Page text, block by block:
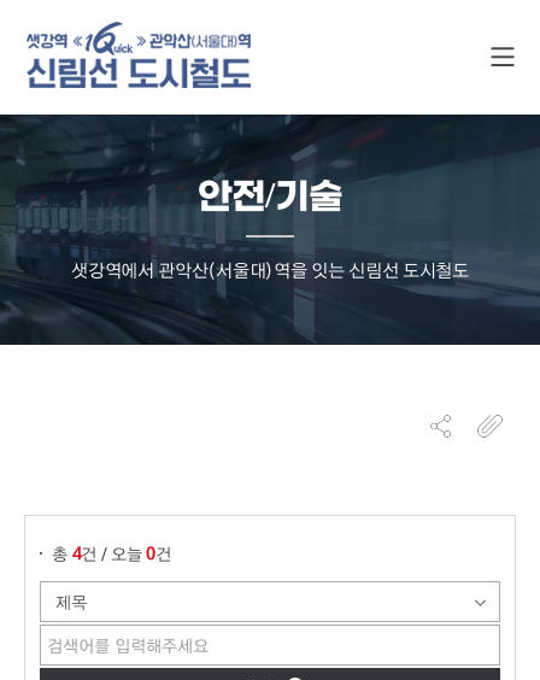
안전/기술
샛강역에서 관악산(서울대)역을 잇는 신림선 도시철도
총 4 건 / 오늘0건